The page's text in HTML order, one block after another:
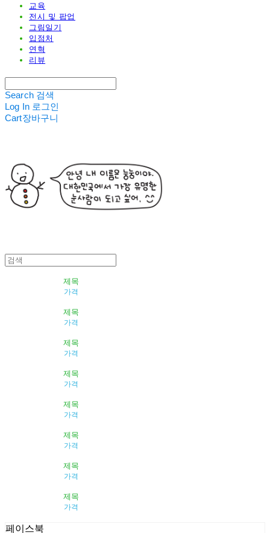
교육
전시 및 팝업
그림일기
입점처
연혁
리뷰
Search 검색
Log In 로그인
Cart장바구니
제목
가격
제목
가격
제목
가격
제목
가격
제목
가격
제목
가격
제목
가격
제목
가격
페이스북